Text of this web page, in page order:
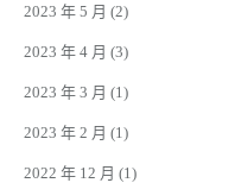
2023 年 5 月 (2)
2023 年 4 月 (3)
2023 年 3 月 (1)
2023 年 2 月 (1)
2022 年 12 月 (1)